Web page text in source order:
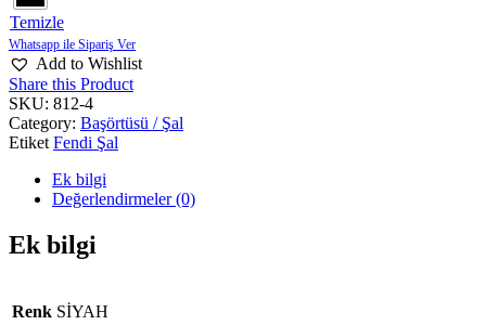
Temizle
Add to Wishlist
Share this Product
SKU: 812-4
Category: Başörtüsü / Şal
Etiket Fendi Şal
Ek bilgi
Değerlendirmeler (0)
Ek bilgi
Renk SİYAH